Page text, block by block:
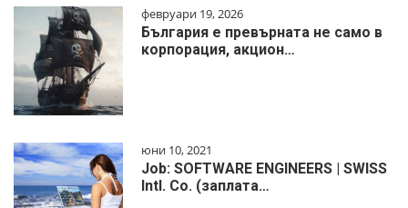
февруари 19, 2026
България е превърната не само в
корпорация, акцион…
юни 10, 2021
Job: SOFTWARE ENGINEERS | SWISS
Intl. Co. (заплата…